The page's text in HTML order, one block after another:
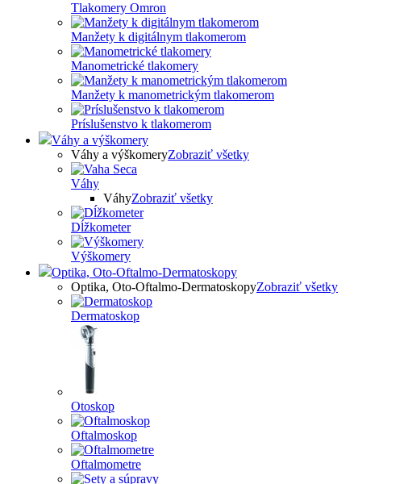
Tlakomery Omron
Manžety k digitálnym tlakomerom
Manometrické tlakomery
Manžety k manometrickým tlakomerom
Príslušenstvo k tlakomerom
Váhy a výškomery
Váhy a výškomeryZobraziť všetky
Váhy
VáhyZobraziť všetky
Dĺžkometer
Výškomery
Optika, Oto-Oftalmo-Dermatoskopy
Optika, Oto-Oftalmo-DermatoskopyZobraziť všetky
Dermatoskop
Otoskop
Oftalmoskop
Oftalmometre